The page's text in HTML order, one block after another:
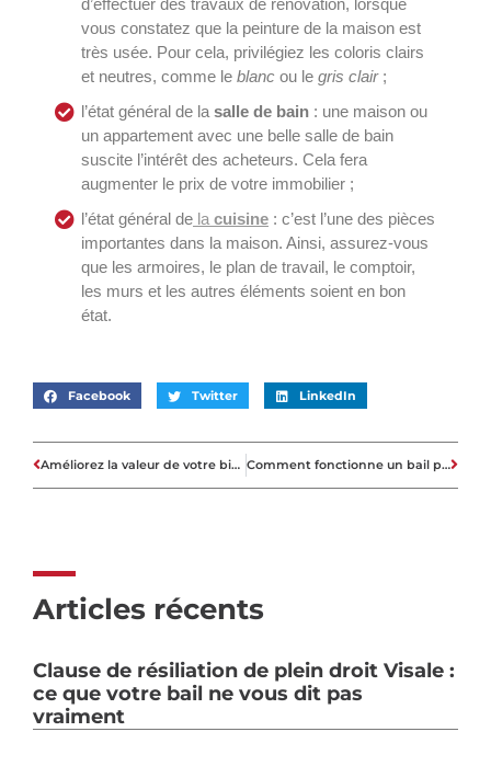
d’effectuer des travaux de rénovation, lorsque
vous constatez que la peinture de la maison est
très usée. Pour cela, privilégiez les coloris clairs
et neutres, comme le blanc ou le gris clair;
l’état général de la salle de bain : une maison ou
un appartement avec une belle salle de bain
suscite l’intérêt des acheteurs. Cela fera
augmenter le prix de votre immobilier ;
l’état général de la cuisine : c’est l’une des pièces
importantes dans la maison. Ainsi, assurez-vous
que les armoires, le plan de travail, le comptoir,
les murs et les autres éléments soient en bon
état.
Facebook Twitter LinkedIn
Améliorez la valeur de votre bien immobilier avec un entretien efficace de la fosse septique Comment fonctionne un bail précaire dans le secteur immobilier ?
Articles récents
Clause de résiliation de plein droit Visale :
ce que votre bail ne vous dit pas
vraiment